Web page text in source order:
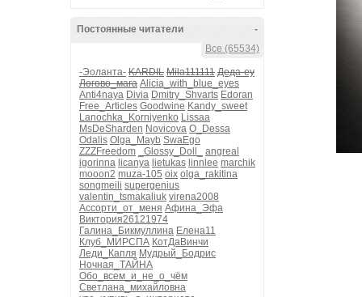
-
Постоянные читатели
Все (65534)
-Эоланта- KARDIL Mila111111 Деда-еу
Логово_мага Alicia_with_blue_eyes
Anti4naya Divia Dmitry_Shvarts Edoran
Free_Articles Goodwine Kandy_sweet
Lanochka_Korniyenko Lissaa
MsDeSharden Novicova O_Dessa
Odalis Olga_Mayb SwaEgo
ZZZFreedom
_Glossy_Doll_
angreal
igorinna licanya lietukas linnlee marchik
mooon2 muza-105 oix olga_rakitina
songmeili supergenius
valentin_tsmakaliuk virena2008
Ассорти_от_меня Афина_Эфа
Виктория26121974
Галина_Бикмуллина Елена11
Клуб_МИРСПА КотДаВинчи
Леди_Капля Мудрый_Бодрис
Ночная_ТАЙНА
Обо_всем_и_не_о_чём
Светлана_михайловна